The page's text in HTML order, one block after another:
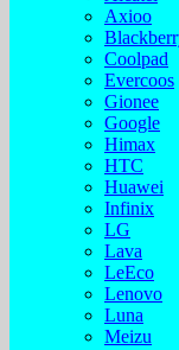
Axioo
Coolpad
Evercoos
Gionee
Google
Himax
HTC
Huawei
Infinix
LG
Lava
LeEco
Lenovo
Luna
Meizu